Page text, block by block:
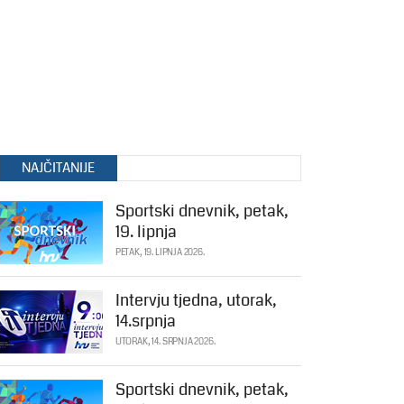
NAJČITANIJE
Sportski dnevnik, petak,
19. lipnja
PETAK, 19. LIPNJA 2026.
Intervju tjedna, utorak,
14.srpnja
UTORAK, 14. SRPNJA 2026.
Sportski dnevnik, petak,